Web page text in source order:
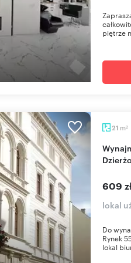
piętrze
21 m2
Wynajmę komfortowe biuro 21 m² na Rynku w
609
lokal
Do
Rynek
lokal